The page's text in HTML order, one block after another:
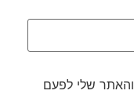
שלי לפעם